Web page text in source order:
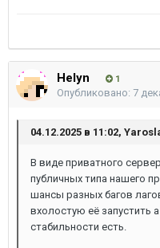
Helyn 1
Опубликовано: 7
04.12.2025 в 11:02,
В виде приватного
публичных типа нашего
шансы разных багов
вхолостую её запустить
стабильности есть.